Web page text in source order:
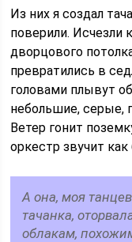
Из них я создал
поверили. Исчезли
дворцового
превратились в
головами плывут
небольшие, серые,
Ветер гонит
оркестр звучит как
А она, моя
тачанка,
облакам,